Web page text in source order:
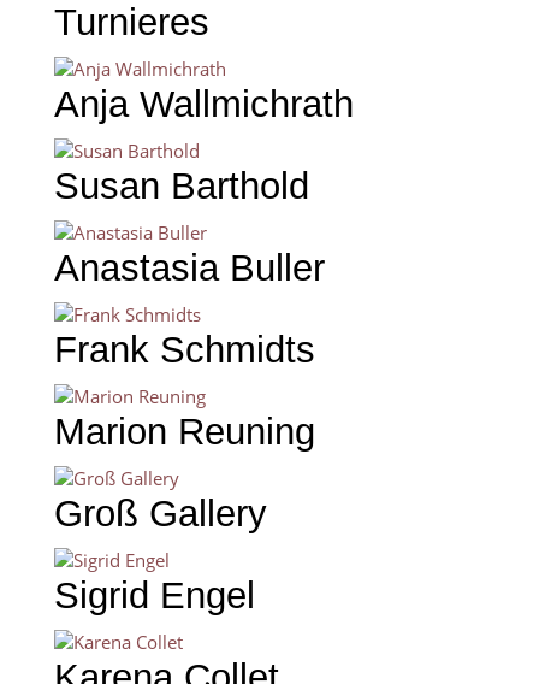
Turnieres
Anja Wallmichrath
Susan Barthold
Anastasia Buller
Frank Schmidts
Marion Reuning
Groß Gallery
Sigrid Engel